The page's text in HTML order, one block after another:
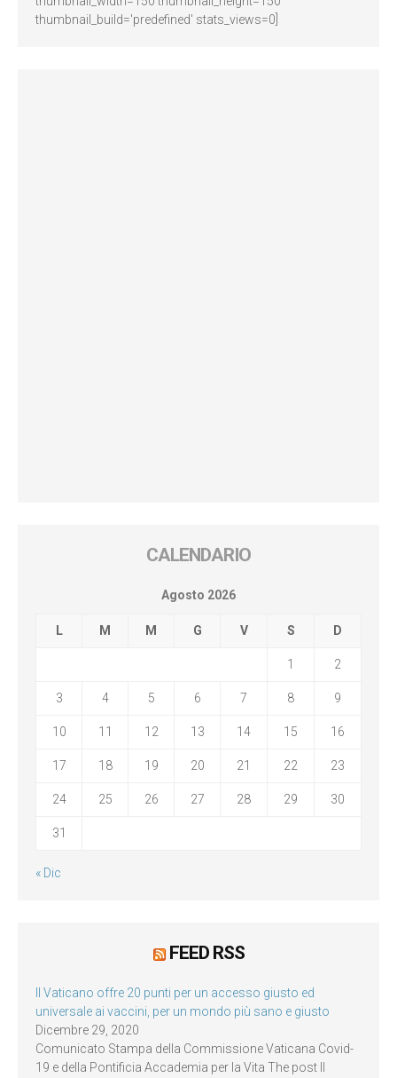
thumbnail_build='predefined' stats_views=0]
CALENDARIO
Agosto 2026
L M M G V S D
1 2
3 4 5 6 7 8 9
10 11 12 13 14 15 16
17 18 19 20 21 22 23
24 25 26 27 28 29 30
31
« Dic
FEED RSS
Il Vaticano offre 20 punti per un accesso giusto ed
universale ai vaccini, per un mondo più sano e giusto
Dicembre 29, 2020
Comunicato Stampa della Commissione Vaticana Covid-
19 e della Pontificia Accademia per la Vita The post Il